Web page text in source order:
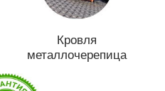
Кровля
металлочерепица